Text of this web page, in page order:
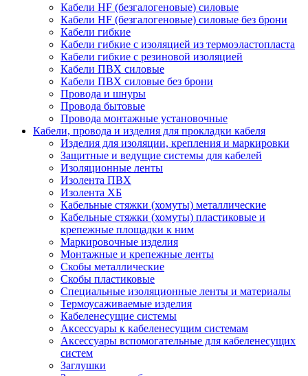
Кабели HF (безгалогеновые) силовые
Кабели HF (безгалогеновые) силовые без брони
Кабели гибкие
Кабели гибкие с изоляцией из термоэластопласта
Кабели гибкие с резиновой изоляцией
Кабели ПВХ силовые
Кабели ПВХ силовые без брони
Провода и шнуры
Провода бытовые
Провода монтажные установочные
Кабели, провода и изделия для прокладки кабеля
Изделия для изоляции, крепления и маркировки
Защитные и ведущие системы для кабелей
Изоляционные ленты
Изолента ПВХ
Изолента ХБ
Кабельные стяжки (хомуты) металлические
Кабельные стяжки (хомуты) пластиковые и
крепежные площадки к ним
Маркировочные изделия
Монтажные и крепежные ленты
Скобы металлические
Скобы пластиковые
Специальные изоляционные ленты и материалы
Термоусаживаемые изделия
Кабеленесущие системы
Аксессуары к кабеленесущим системам
Аксессуары вспомогательные для кабеленесущих
систем
Заглушки